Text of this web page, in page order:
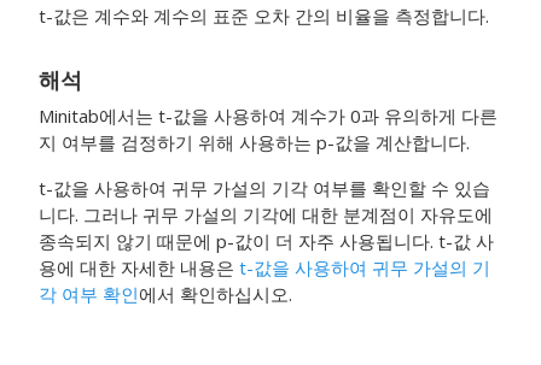
t-값은 계수와 계수의 표준 오차 간의 비율을 측정합니다.
해석
Minitab에서는 t-값을 사용하여 계수가 0과 유의하게 다른
지 여부를 검정하기 위해 사용하는 p-값을 계산합니다.
t-값을 사용하여 귀무 가설의 기각 여부를 확인할 수 있습
니다. 그러나 귀무 가설의 기각에 대한 분계점이 자유도에
종속되지 않기 때문에 p-값이 더 자주 사용됩니다. t-값 사
용에 대한 자세한 내용은 t-값을 사용하여 귀무 가설의 기
각 여부 확인에서 확인하십시오.